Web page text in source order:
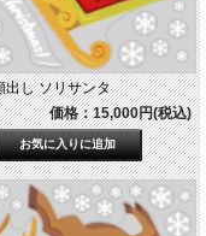
出し ソリサンタ
価格：15,000円(税込)